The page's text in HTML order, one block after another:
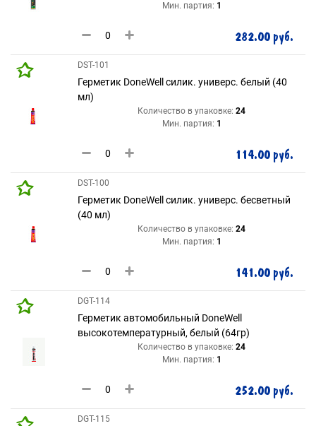
Мин. партия: 1
282.00 руб.
DST-101
Герметик DoneWell силик. универс. белый (40
мл)
Количество в упаковке: 24
Мин. партия: 1
114.00 руб.
DST-100
Герметик DoneWell силик. универс. бесветный
(40 мл)
Количество в упаковке: 24
Мин. партия: 1
141.00 руб.
DGT-114
Герметик автомобильный DoneWell
высокотемпературный, белый (64гр)
Количество в упаковке: 24
Мин. партия: 1
252.00 руб.
DGT-115